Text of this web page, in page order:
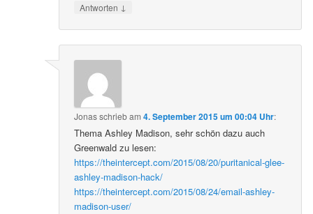
Antworten ↓
Jonasschriebam4. September 2015 um 00:04 Uhr:
Thema Ashley Madison, sehr schön dazu auch
Greenwald zu lesen:
https://theintercept.com/2015/08/20/puritanical-glee-
ashley-madison-hack/
https://theintercept.com/2015/08/24/email-ashley-
madison-user/